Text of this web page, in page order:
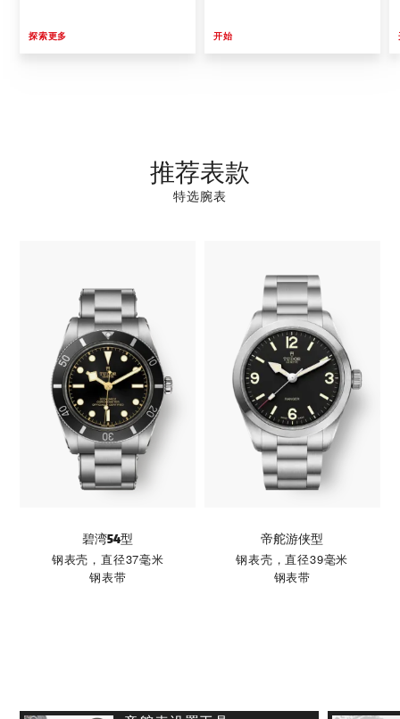
探索更多 开始
推荐表款
特选腕表
碧湾54型
钢表壳，直径37毫米
钢表带
帝舵游侠型
钢表壳，直径39毫米
钢表带